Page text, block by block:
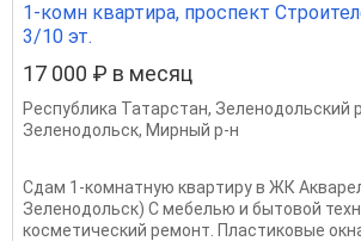
1-комн квартира, проспект
3/10 эт.
17 000 ₽ в месяц
Республика Татарстан, Зеленодольский
Зеленодольск, Мирный р-н
Сдам 1-кoмнатную кваpтиpу в ЖК
Зеленодольск) С мебелью и бытовой
косметический ремонт. Пластиковые